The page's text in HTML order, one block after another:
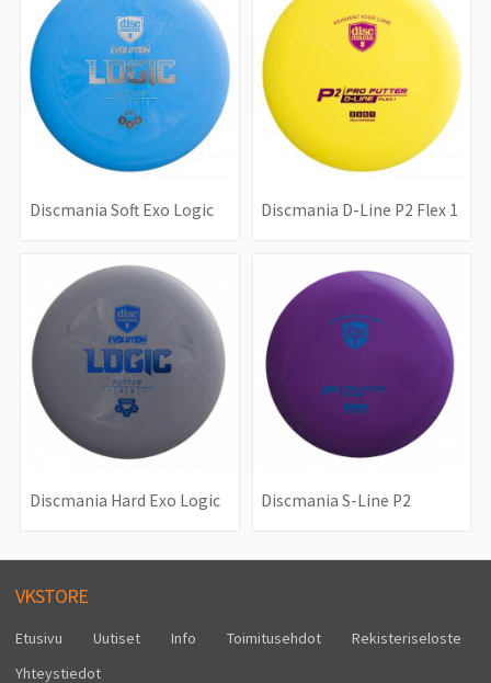
Discmania Soft Exo Logic Discmania D-Line P2 Flex 1
Discmania Hard Exo Logic Discmania S-Line P2
VKSTORE
Etusivu Uutiset Info Toimitusehdot
Rekisteriseloste
Yhteystiedot